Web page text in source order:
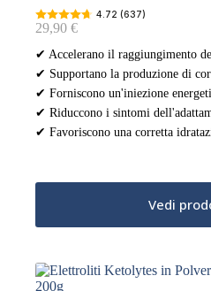
4.72 (637)
29,90 €
✔ Accelerano il raggiungimento
✔ Supportano la produzione di
✔ Forniscono un'iniezione
✔ Riduccono i sintomi
✔ Favoriscono una corretta
Vedi